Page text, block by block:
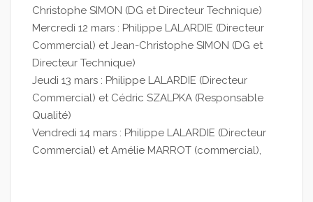
Christophe SIMON (DG et Directeur Technique)
Mercredi 12 mars : Philippe LALARDIE (Directeur
Commercial) et Jean-Christophe SIMON (DG et
Directeur Technique)
Jeudi 13 mars : Philippe LALARDIE (Directeur
Commercial) et Cédric SZALPKA (Responsable
Qualité)
Vendredi 14 mars : Philippe LALARDIE (Directeur
Commercial) et Amélie MARROT (commercial),